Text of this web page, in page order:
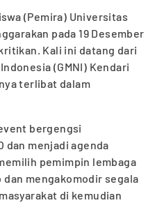
(Pemira) Universitas
pada 19 Desember
Kali ini datang dari
(GMNI) Kendari
terlibat dalam
bergengsi
dan menjadi agenda
pemimpin lembaga
mengakomodir segala
di kemudian